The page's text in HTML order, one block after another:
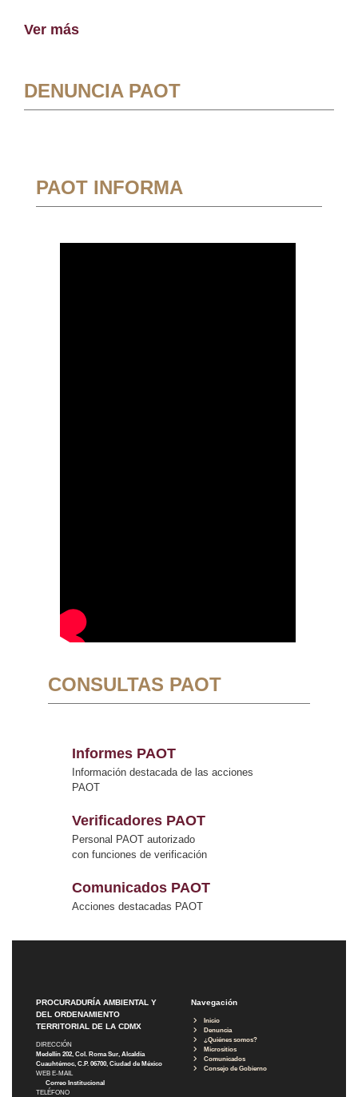
Ver más
DENUNCIA PAOT
PAOT INFORMA
CONSULTAS PAOT
Informes PAOT
Información destacada de las acciones
PAOT
Verificadores PAOT
Personal PAOT autorizado
con funciones de verificación
Comunicados PAOT
Acciones destacadas PAOT
PROCURADURÍA AMBIENTAL Y
DEL ORDENAMIENTO
TERRITORIAL DE LA CDMX
DIRECCIÓN
Medellín 202, Col. Roma Sur, Alcaldía
Cuauhtémoc, C.P. 06700, Ciudad de México
WEB E-MAIL
Correo Institucional
TELÉFONO
Navegación
Inicio
Denuncia
¿Quiénes somos?
Micrositios
Comunicados
Consejo de Gobierno